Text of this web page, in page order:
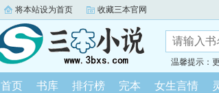
将本站设为首页 收藏三本官网
温馨提示：
首页 书库 排行榜 完本 女生言情